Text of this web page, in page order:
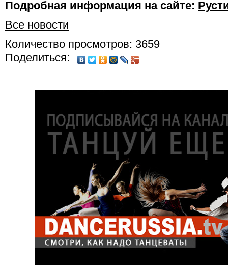
Подробная информация на сайте:
Все новости
Количество просмотров: 3659
Поделиться: